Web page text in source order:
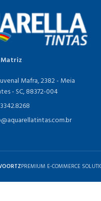
Matriz
Mafra, 2382 - Meia
- SC, 88372-004
PREMIUM E-COMMERCE